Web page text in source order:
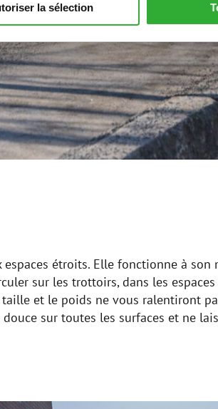
la sélection
étroits. Elle fonctionne à
sur les trottoirs, dans les
et le poids ne vous ralentiront
sur toutes les surfaces et ne